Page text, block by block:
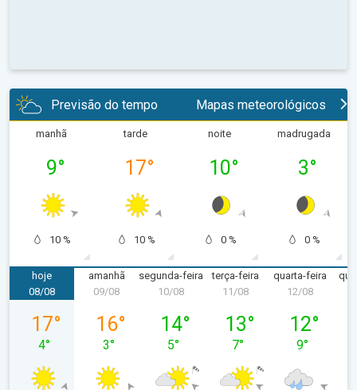
Previsão do tempo Mapas meteorológicos
manhã
9°
10 %
tarde
17°
10 %
noite
10°
0 %
madrugada
3°
0 %
hoje
sábado, 08/08
08/08
17°
4°
amanhã
domingo, 09/08
09/08
16°
3°
segunda-feira
segunda-feira, 10/08
10/08
14°
5°
terça-feira
terça-feira, 11/08
11/08
13°
7°
quarta-feira
12/08
12°
9°